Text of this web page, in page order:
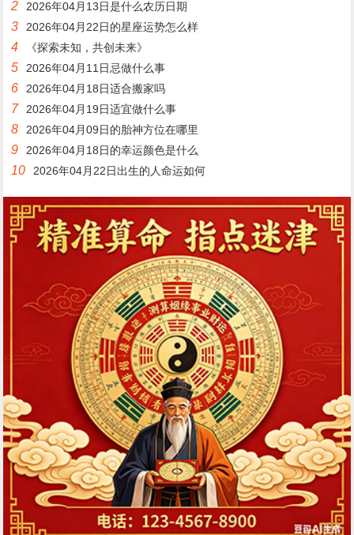
2 2026年04月13日是什么农历日期
3 2026年04月22日的星座运势怎么样
4 《探索未知，共创未来》
5 2026年04月11日忌做什么事
6 2026年04月18日适合搬家吗
7 2026年04月19日适宜做什么事
8 2026年04月09日的胎神方位在哪里
9 2026年04月18日的幸运颜色是什么
10 2026年04月22日出生的人命运如何